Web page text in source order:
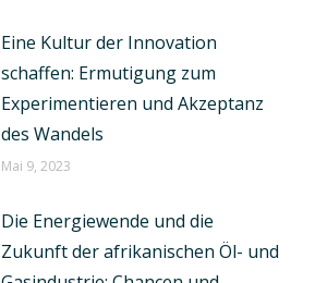
Eine Kultur der Innovation
schaffen: Ermutigung zum
Experimentieren und Akzeptanz
des Wandels
Mai 9, 2023
Die Energiewende und die
Zukunft der afrikanischen Öl- und